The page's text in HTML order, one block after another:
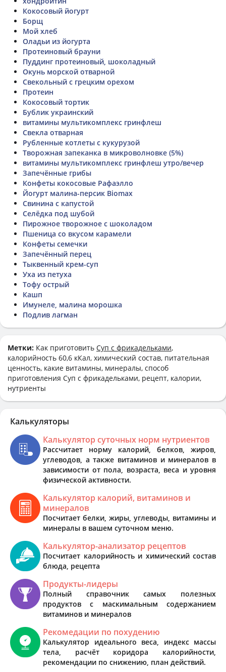
Кокосовый йогурт
Борщ
Мой хлеб
Оладьи из йогурта
Протеиновый брауни
Пуддинг протеиновый, шоколадный
Окунь морской отварной
Свекольный с грецким орехом
Протеин
Кокосовый тортик
Бублик украинский
витамины мультикомплекс гринфлеш
Свекла отварная
Рубленные котлеты с кукурузой
Творожная запеканка в микроволновке (5%)
витамины мультикомплекс гринфлеш утро/вечер
Запечённые грибы
Конфеты кокосовые Рафаэлло
Йогурт малина-персик Biomax
Свинина с капустой
Селёдка под шубой
Пирожное творожное с шоколадом
Пшеница со вкусом карамели
Конфеты семечки
Запечённый перец
Тыквенный крем-суп
Уха из петуха
Тофу острый
Кашп
Имунеле, малина морошка
Подлив лагман
Метки: Как приготовить Суп с фрикадельками,
калорийность 60,6 кКал, химический состав, питательная
ценность, какие витамины, минералы, способ
приготовления Суп с фрикадельками, рецепт, калории,
нутриенты
Калькуляторы
Калькулятор суточных норм нутриентов
Рассчитает норму калорий, белков, жиров,
углеводов, а также витаминов и минералов в
зависимости от пола, возраста, веса и уровня
физической активности.
Калькулятор калорий, витаминов и
минералов
Посчитает белки, жиры, углеводы, витамины и
минералы в вашем суточном меню.
Калькулятор-анализатор рецептов
Посчитает калорийность и химический состав
блюда, рецепта
Продукты-лидеры
Полный справочник самых полезных
продуктов с маскимальным содержанием
витаминов и минералов
Рекомедации по похудению
Калькулятор идеального веса, индекс массы
тела, расчёт коридора калорийности,
рекомендации по снижению, план действий.